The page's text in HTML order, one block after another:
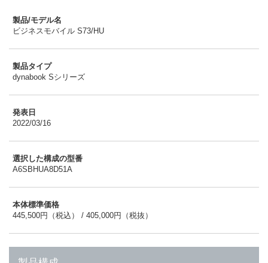
製品/モデル名
ビジネスモバイル S73/HU
製品タイプ
dynabook Sシリーズ
発表日
2022/03/16
選択した構成の型番
A6SBHUA8D51A
本体標準価格
445,500円（税込） / 405,000円（税抜）